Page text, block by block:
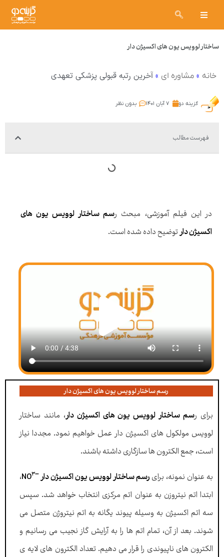
ساختار لوویس یون های اکسیژن دار
خانه » مشاوره ای » آخرین رتبه قبولی پزشکی تعهدی
گزینه دو ۷ آبان ۱۴۰۱ بدون نظر
فهرست مطالب
در این فیلم آموزشی، مبحث رسم ساختار لوویس یون های
اکسیژن دارتوضیح داده شده است.
رسم ساختار لوویس یون های اکسیژن دار
برای رسم ساختار لوویس یون های اکسیژن دار، مانند ساختار
لوویس مولکول های اکسیژن دار عمل خواهیم نمود. مجددا نیاز
است، جمع الکترون ها سازگاری داشته باشند.
به عنوان نمونه، برایرسم ساختار لوویس یون اکسیژن دار–
NO۳
،
ابتدا اتم نیتروزن به عنوان اتم مرکزی انتخاب خواهد شد. سپس
سه اتم اکسیژن به وسیله پیوند یگانه به اتم نیتروژن متصل می
شوند. بعد از آن، تمام اتم ها را به آرایش گاز نجیب می رسانیم و
الکترون های ناپیوندی را قرار می دهیم. تعداد الکترون های لایه ی